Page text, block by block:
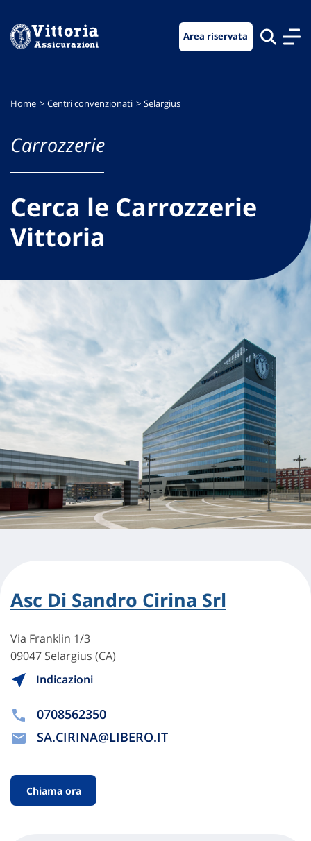
menu
contenuto
footer
Area riservata
Home Centri convenzionati Selargius
Carrozzerie
Cerca le Carrozzerie
Vittoria
Asc Di Sandro Cirina Srl
Via Franklin 1/3
09047 Selargius (CA)
Indicazioni
0708562350
SA.CIRINA@LIBERO.IT
Chiama ora